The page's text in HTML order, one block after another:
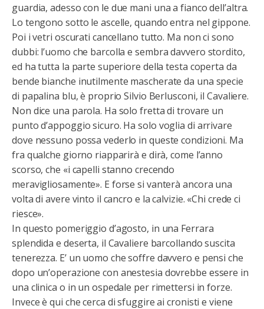
guardia, adesso con le due mani una a fianco dell’altra.
Lo tengono sotto le ascelle, quando entra nel gippone.
Poi i vetri oscurati cancellano tutto. Ma non ci sono
dubbi: l’uomo che barcolla e sembra davvero stordito,
ed ha tutta la parte superiore della testa coperta da
bende bianche inutilmente mascherate da una specie
di papalina blu, è proprio Silvio Berlusconi, il Cavaliere.
Non dice una parola. Ha solo fretta di trovare un
punto d’appoggio sicuro. Ha solo voglia di arrivare
dove nessuno possa vederlo in queste condizioni. Ma
fra qualche giorno riapparirà e dirà, come l’anno
scorso, che «i capelli stanno crecendo
meravigliosamente». E forse si vanterà ancora una
volta di avere vinto il cancro e la calvizie. «Chi crede ci
riesce».
In questo pomeriggio d’agosto, in una Ferrara
splendida e deserta, il Cavaliere barcollando suscita
tenerezza. E’ un uomo che soffre davvero e pensi che
dopo un’operazione con anestesia dovrebbe essere in
una clinica o in un ospedale per rimettersi in forze.
Invece è qui che cerca di sfuggire ai cronisti e viene